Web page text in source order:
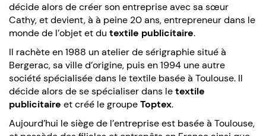
décide alors de créer son entreprise avec sa sœur
Cathy, et devient, à à peine 20 ans, entrepreneur dans le
monde de l’objet et du textile publicitaire.
Il rachète en 1988 un atelier de sérigraphie situé à
Bergerac, sa ville d’origine, puis en 1994 une autre
société spécialisée dans le textile basée à Toulouse. Il
décide alors de se spécialiser dans letextile
publicitaire et créé le groupeToptex.
Aujourd’hui le siège de l’entreprise est basée à Toulouse,